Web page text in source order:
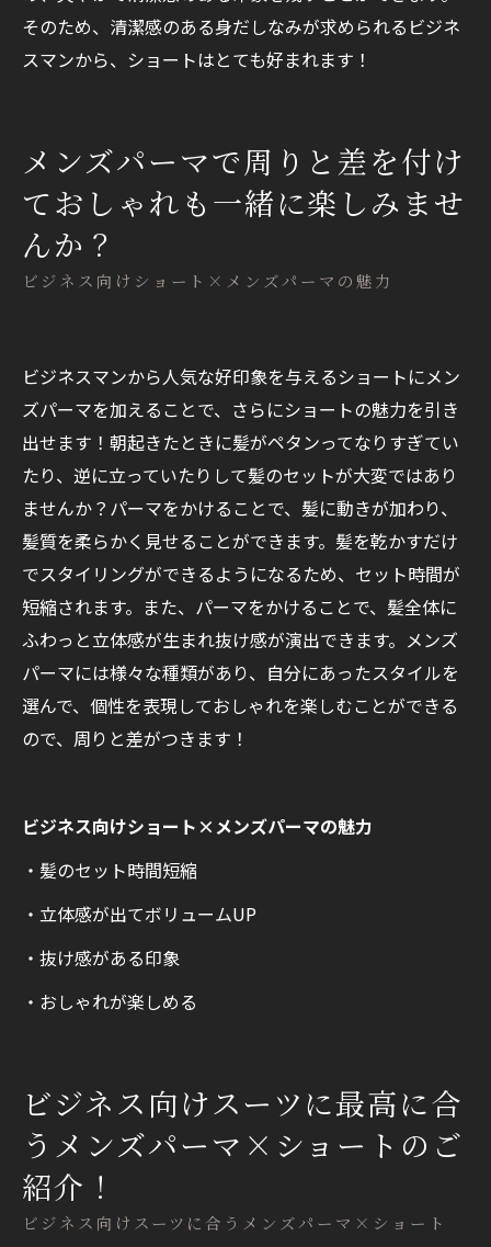
そのため、清潔感のある身だしなみが求められるビジネ
スマンから、ショートはとても好まれます！
ビジネス向けショート×メンズパーマの魅力
メンズパーマで周りと差を付け
ておしゃれも一緒に楽しみませ
んか？
ビジネスマンから人気な好印象を与えるショートにメン
ズパーマを加えることで、さらにショートの魅力を引き
出せます！朝起きたときに髪がペタンってなりすぎてい
たり、逆に立っていたりして髪のセットが大変ではあり
ませんか？パーマをかけることで、髪に動きが加わり、
髪質を柔らかく見せることができます。髪を乾かすだけ
でスタイリングができるようになるため、セット時間が
短縮されます。また、パーマをかけることで、髪全体に
ふわっと立体感が生まれ抜け感が演出できます。メンズ
パーマには様々な種類があり、自分にあったスタイルを
選んで、個性を表現しておしゃれを楽しむことができる
ので、周りと差がつきます！
ビジネス向けショート×メンズパーマの魅力
・髪のセット時間短縮
・立体感が出てボリュームUP
・抜け感がある印象
・おしゃれが楽しめる
ビジネス向けスーツに合うメンズパーマ×ショート
ビジネス向けスーツに最高に合
うメンズパーマ×ショートのご
紹介！